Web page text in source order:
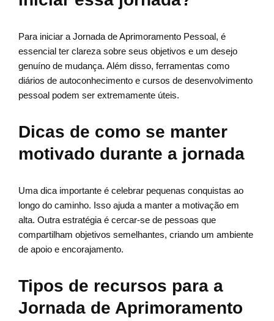
Para iniciar a Jornada de Aprimoramento Pessoal, é
essencial ter clareza sobre seus objetivos e um desejo
genuíno de mudança. Além disso, ferramentas como
diários de autoconhecimento e cursos de desenvolvimento
pessoal podem ser extremamente úteis.
Dicas de como se manter
motivado durante a jornada
Uma dica importante é celebrar pequenas conquistas ao
longo do caminho. Isso ajuda a manter a motivação em
alta. Outra estratégia é cercar-se de pessoas que
compartilham objetivos semelhantes, criando um ambiente
de apoio e encorajamento.
Tipos de recursos para a
Jornada de Aprimoramento